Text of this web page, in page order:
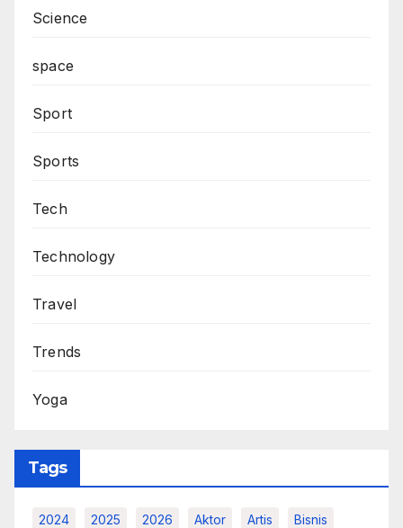
Science
space
Sport
Sports
Tech
Technology
Travel
Trends
Yoga
Tags
2024 2025 2026 Aktor Artis Bisnis